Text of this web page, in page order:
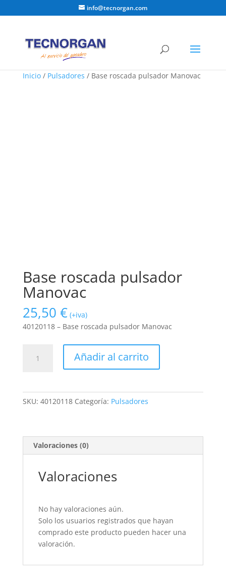
info@tecnorgan.com
Inicio/ Pulsadores / Base roscada pulsador Manovac
Base roscada pulsador
Manovac
25,50 € (+iva)
40120118 – Base roscada pulsador Manovac
roscada
Añadir al carrito
SKU: 40120118 Categoría: Pulsadores
Valoraciones (0)
Valoraciones
No hay valoraciones aún.
Solo los usuarios registrados que hayan
comprado este producto pueden hacer una
valoración.